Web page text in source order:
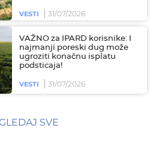
VESTI 31/07/2026
VAŽNO za IPARD korisnike: I
najmanji poreski dug može
ugroziti konačnu isplatu
podsticaja!
VESTI 31/07/2026
SVE